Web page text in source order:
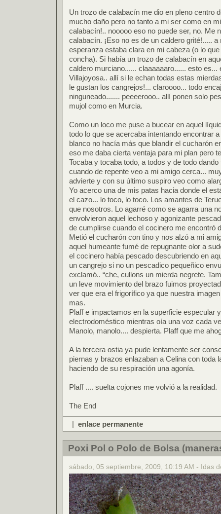
Un trozo de calabacín me dio en pleno centro
mucho daño pero no tanto a mi ser como en
calabacín!.. nooooo eso no puede ser, no. Me
calabacín. ¡Eso no es de un caldero grité!.....
esperanza estaba clara en mi cabeza (o lo
concha). Si había un trozo de calabacín en
caldero murciano...... claaaaaaro...... esto es...
Villajoyosa.. allí si le echan todas estas
le gustan los cangrejos!... claroooo... todo
ninguneado....... peeeerooo.. allí ponen solo
mujol como en Murcia.
Como un loco me puse a bucear en aquel
todo lo que se acercaba intentando encontrar
blanco no hacía más que blandir el cucharón
eso me daba cierta ventaja para mi plan pero
Tocaba y tocaba todo, a todos y de todo
cuando de repente veo a mi amigo cerca...
advierte y con su último suspiro veo como
Yo acerco una de mis patas hacia donde el
el cazo... lo toco, lo toco. Los amantes de
que nosotros. Lo agarré como se agarra una
envolvieron aquel lechoso y agonizante
de cumplirse cuando el cocinero me encontró
Metió el cucharón con tino y nos alzó a mi
aquel humeante fumé de repugnante olor a
el cocinero había pescado descubriendo en
un cangrejo si no un pescadico pequeñico
exclamó.. “che, cullons un mierda negrete.
un leve movimiento del brazo fuimos
ver que era el frigorífico ya que nuestra
mas.
Plaff e impactamos en la superficie especular
electrodoméstico mientras oía una voz cada
Manolo, manolo.... despierta. Plaff que me
A la tercera ostia ya pude lentamente ser
piernas y brazos enlazaban a Celina con toda
haciendo de su respiración una agonía.
Plaff .... suelta cojones me volvió a la realidad.
The End
| enlace permanente
Poxi Pol o Polo de Bolsa
sábado, 05 septiembre, 2009, 10:19 AM - Idas